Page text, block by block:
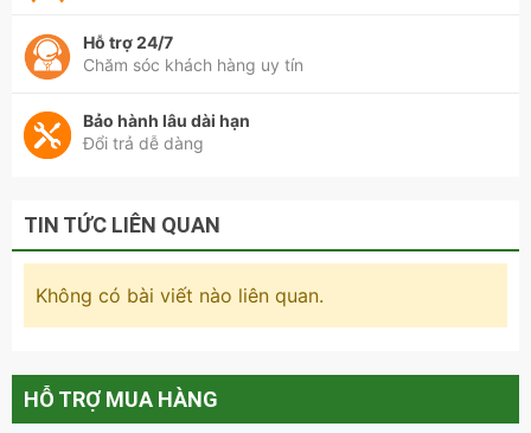
Tủ Quần Áo 3 Cánh Hiện Đại Cao Cấp
Hỗ trợ 24/7
Chăm sóc khách hàng uy tín
Bảo hành lâu dài hạn
Đổi trả dễ dàng
TIN TỨC LIÊN QUAN
Không có bài viết nào liên quan.
HỖ TRỢ MUA HÀNG